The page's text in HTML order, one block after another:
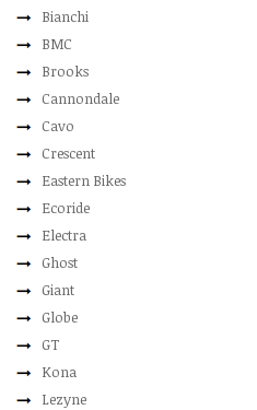
Bianchi
BMC
Brooks
Cannondale
Cavo
Crescent
Eastern Bikes
Ecoride
Electra
Ghost
Giant
Globe
GT
Kona
Lezyne